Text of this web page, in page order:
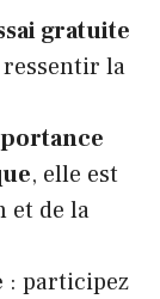
gratuite
ressentir la
, elle est
et de la
: participez